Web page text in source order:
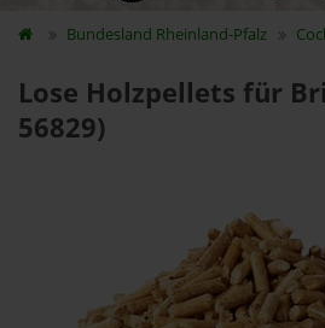
Bundesland Rheinland-Pfalz
Lose Holzpellets für
56829)